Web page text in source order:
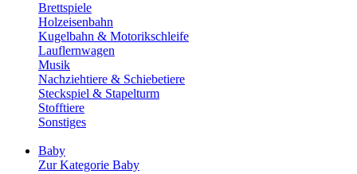
Brettspiele
Holzeisenbahn
Kugelbahn & Motorikschleife
Lauflernwagen
Musik
Nachziehtiere & Schiebetiere
Steckspiel & Stapelturm
Stofftiere
Sonstiges
Baby
Zur Kategorie Baby